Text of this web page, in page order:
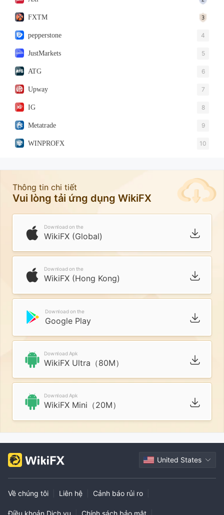
FXTM
pepperstone 4
JustMarkets 5
ATG 6
Upway 7
IG 8
Metatrade 9
WINPROFX 10
Thông tin chi tiết
Vui lòng tải ứng dụng WikiFX
Download on the
WikiFX (Global)
Download on the
WikiFX (Hong Kong)
Download on the
Google Play
Download Apk
WikiFX Ultra（80M）
Download Apk
WikiFX Mini（20M）
United States
Về chúng tôi Liên hệ Cảnh báo rủi ro
Điều khoản Dịch vụ Chính sách bảo mật